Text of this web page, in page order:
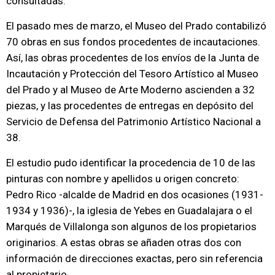
El pasado mes de marzo, el Museo del Prado contabilizó
70 obras en sus fondos procedentes de incautaciones.
Así, las obras procedentes de los envíos de la Junta de
Incautación y Protección del Tesoro Artístico al Museo
del Prado y al Museo de Arte Moderno ascienden a 32
piezas, y las procedentes de entregas en depósito del
Servicio de Defensa del Patrimonio Artístico Nacional a
38.
El estudio pudo identificar la procedencia de 10 de las
pinturas con nombre y apellidos u origen concreto:
Pedro Rico -alcalde de Madrid en dos ocasiones (1931-
1934 y 1936)-, la iglesia de Yebes en Guadalajara o el
Marqués de Villalonga son algunos de los propietarios
originarios. A estas obras se añaden otras dos con
información de direcciones exactas, pero sin referencia